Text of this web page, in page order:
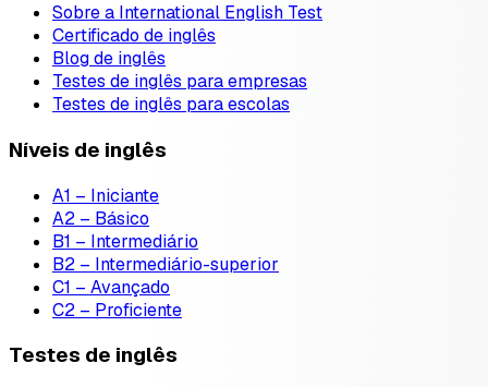
Sobre a International English Test
Certificado de inglês
Blog de inglês
Testes de inglês para empresas
Testes de inglês para escolas
Níveis de inglês
A1 – Iniciante
A2 – Básico
B1 – Intermediário
B2 – Intermediário-superior
C1 – Avançado
C2 – Proficiente
Testes de inglês